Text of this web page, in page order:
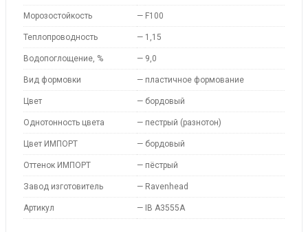
Морозостойкость — F100
Теплопроводность — 1,15
Водопоглощение, % — 9,0
Вид формовки — пластичное формование
Цвет — бордовый
Однотонность цвета — пестрый (разнотон)
Цвет ИМПОРТ — бордовый
Оттенок ИМПОРТ — пёстрый
Завод изготовитель — Ravenhead
Артикул — IB A3555A